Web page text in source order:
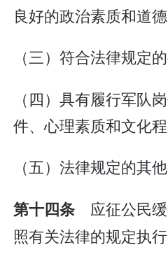
良好的政治素质和道德
（三）符合法律规定
（四）具有履行军队
件、心理素质和文化程
（五）法律规定的其他
第十四条 应征公民
照有关法律的规定执行